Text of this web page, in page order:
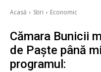
Acasă Stiri Economic
Cămara Bunicii
de Paște până
programul: